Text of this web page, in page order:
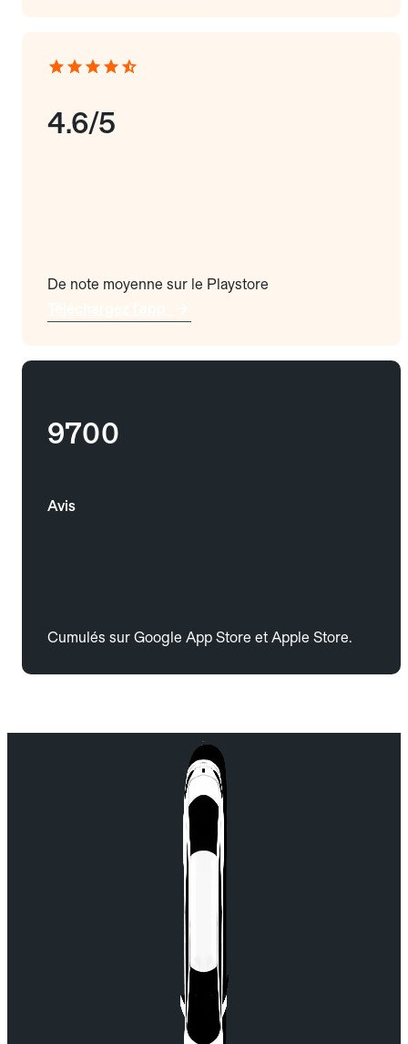
4.6/5
De note moyenne sur le Playstore
9700
Avis
Cumulés sur Google App Store et Apple Store.